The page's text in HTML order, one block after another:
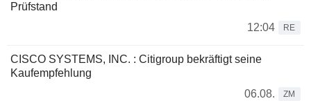
Prüfstand
12:04
RE
CISCO SYSTEMS, INC. : Citigroup bekräftigt seine
Kaufempfehlung
06.08.
ZM